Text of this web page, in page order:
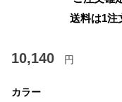
送料は1注
10,140 円
カラー